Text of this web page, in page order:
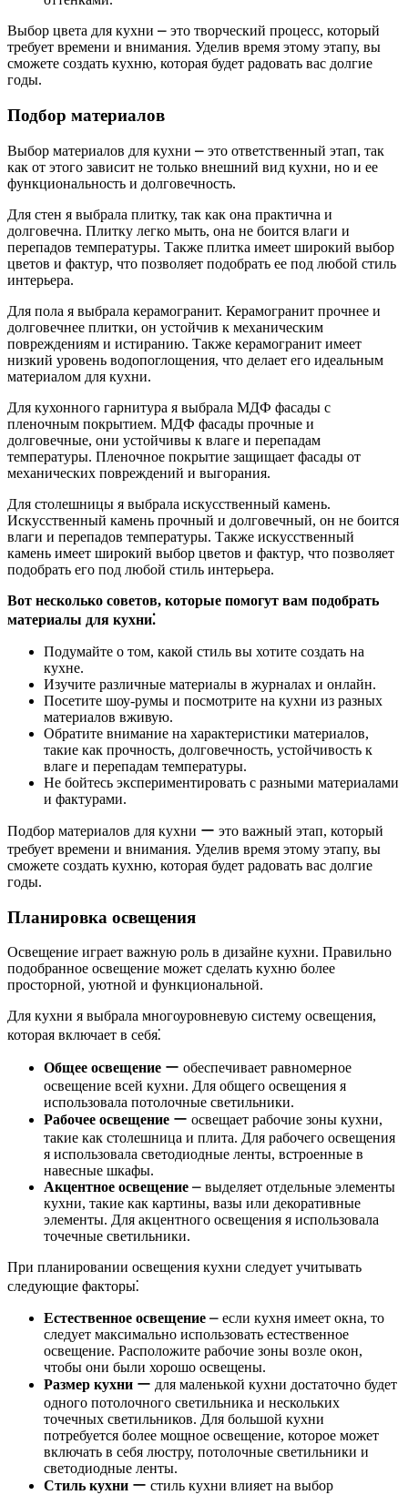
Выбор цвета для кухни ⎼ это творческий процесс, который
требует времени и внимания. Уделив время этому этапу, вы
сможете создать кухню, которая будет радовать вас долгие
годы.
Подбор материалов
Выбор материалов для кухни ⎼ это ответственный этап, так
как от этого зависит не только внешний вид кухни, но и ее
функциональность и долговечность.
Для стен я выбрала плитку, так как она практична и
долговечна. Плитку легко мыть, она не боится влаги и
перепадов температуры. Также плитка имеет широкий выбор
цветов и фактур, что позволяет подобрать ее под любой стиль
интерьера.
Для пола я выбрала керамогранит. Керамогранит прочнее и
долговечнее плитки, он устойчив к механическим
повреждениям и истиранию. Также керамогранит имеет
низкий уровень водопоглощения, что делает его идеальным
материалом для кухни.
Для кухонного гарнитура я выбрала МДФ фасады с
пленочным покрытием. МДФ фасады прочные и
долговечные, они устойчивы к влаге и перепадам
температуры. Пленочное покрытие защищает фасады от
механических повреждений и выгорания.
Для столешницы я выбрала искусственный камень.
Искусственный камень прочный и долговечный, он не боится
влаги и перепадов температуры. Также искусственный
камень имеет широкий выбор цветов и фактур, что позволяет
подобрать его под любой стиль интерьера.
Вот несколько советов, которые помогут вам подобрать
материалы для кухни⁚
Подумайте о том, какой стиль вы хотите создать на
кухне.
Изучите различные материалы в журналах и онлайн.
Посетите шоу-румы и посмотрите на кухни из разных
материалов вживую.
Обратите внимание на характеристики материалов,
такие как прочность, долговечность, устойчивость к
влаге и перепадам температуры.
Не бойтесь экспериментировать с разными материалами
и фактурами.
Подбор материалов для кухни ー это важный этап, который
требует времени и внимания. Уделив время этому этапу, вы
сможете создать кухню, которая будет радовать вас долгие
годы.
Планировка освещения
Освещение играет важную роль в дизайне кухни. Правильно
подобранное освещение может сделать кухню более
просторной, уютной и функциональной.
Для кухни я выбрала многоуровневую систему освещения,
которая включает в себя⁚
Общее освещение ー обеспечивает равномерное
освещение всей кухни. Для общего освещения я
использовала потолочные светильники.
Рабочее освещение ー освещает рабочие зоны кухни,
такие как столешница и плита. Для рабочего освещения
я использовала светодиодные ленты, встроенные в
навесные шкафы.
Акцентное освещение ⎼ выделяет отдельные элементы
кухни, такие как картины, вазы или декоративные
элементы. Для акцентного освещения я использовала
точечные светильники.
При планировании освещения кухни следует учитывать
следующие факторы⁚
Естественное освещение ⎼ если кухня имеет окна, то
следует максимально использовать естественное
освещение. Расположите рабочие зоны возле окон,
чтобы они были хорошо освещены.
Размер кухни ー для маленькой кухни достаточно будет
одного потолочного светильника и нескольких
точечных светильников. Для большой кухни
потребуется более мощное освещение, которое может
включать в себя люстру, потолочные светильники и
светодиодные ленты.
Стиль кухни ー стиль кухни влияет на выбор